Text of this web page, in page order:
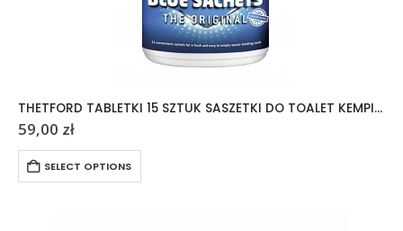
THETFORD TABLETKI 15 SZTUK SASZETKI DO TOALET KEMPINGOWYCH AQUA KEM
59,00 zł
SELECT OPTIONS